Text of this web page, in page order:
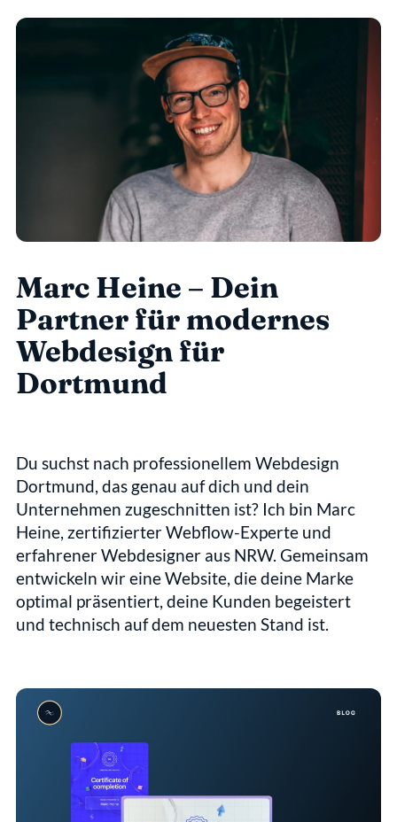
Marc Heine – Dein
Partner für modernes
Webdesign für
Dortmund
Du suchst nach professionellem Webdesign
Dortmund, das genau auf dich und dein
Unternehmen zugeschnitten ist? Ich bin Marc
Heine, zertifizierter Webflow-Experte und
erfahrener Webdesigner aus NRW. Gemeinsam
entwickeln wir eine Website, die deine Marke
optimal präsentiert, deine Kunden begeistert
und technisch auf dem neuesten Stand ist.